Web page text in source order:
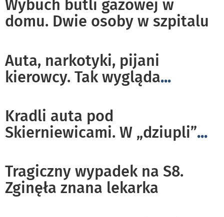
Wybuch butli gazowej w
domu. Dwie osoby w szpitalu
Auta, narkotyki, pijani
kierowcy. Tak wygląda...
Kradli auta pod
Skierniewicami. W „dziupli”...
Tragiczny wypadek na S8.
Zginęła znana lekarka